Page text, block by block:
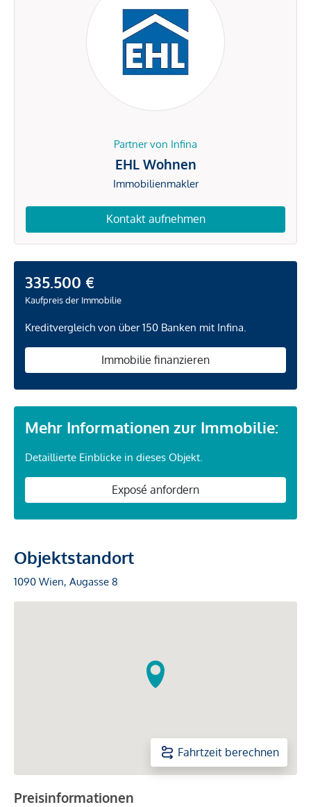
Partner von Infina
EHL Wohnen
Immobilienmakler
Kontakt aufnehmen
335.500 €
Kaufpreis der Immobilie
Kreditvergleich von über 150 Banken mit Infina.
Immobilie finanzieren
Mehr Informationen zur Immobilie:
Detaillierte Einblicke in dieses Objekt.
Exposé anfordern
Objektstandort
1090 Wien, Augasse 8
Fahrtzeit berechnen
Preisinformationen